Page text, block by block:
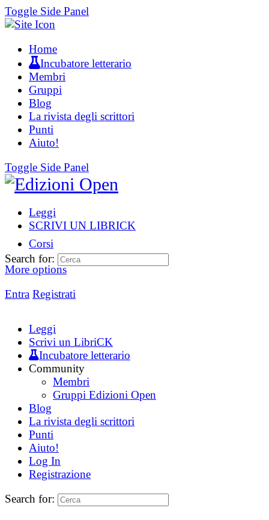
Toggle Side Panel
Home
Incubatore letterario
Membri
Gruppi
Blog
La rivista degli scrittori
Punti
Aiuto!
Toggle Side Panel
Leggi
SCRIVI UN LIBRICK
Corsi
More options
Entra Registrati
Search for:
Leggi
Scrivi un LibriCK
Incubatore letterario
Community
Membri
Gruppi Edizioni Open
Blog
La rivista degli scrittori
Punti
Aiuto!
Log In
Registrazione
Search for: